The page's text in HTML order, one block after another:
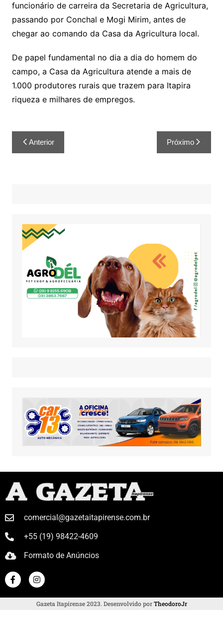
funcionário de carreira da Secretaria de Agricultura,
passando por Conchal e Mogi Mirim, antes de
chegar ao comando da Casa da Agricultura local.
De papel fundamental no dia a dia do homem do
campo, a Casa da Agricultura atende a mais de
1.000 produtores rurais que trazem para Itapira
riqueza e milhares de empregos.
Anterior Próximo
comercial@gazetaitapirense.com.br
+55 (19) 98422-4609
Formato de Anúncios
Gazeta Itapirense 2023. Desenvolvido porTheodoroJr